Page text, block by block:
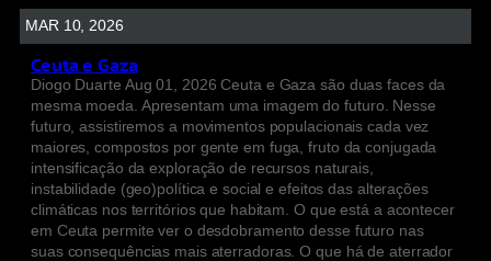
MAR 10, 2026
Ceuta e Gaza
Diogo Duarte Aug 01, 2026 Ceuta e Gaza são duas faces da
mesma moeda. Apresentam uma imagem do futuro. Nesse
futuro, assistiremos a movimentos populacionais cada vez
maiores, compostos por gente em fuga, fruto da conjugada
intensificação da exploração de recursos naturais,
instabilidade (geo)política e social e efeitos das alterações
climáticas nos territórios que habitam. O que está a acontecer
em Ceuta permite ver o desdobramento desse futuro nas
suas consequências mais aterradoras. O que há de aterrador